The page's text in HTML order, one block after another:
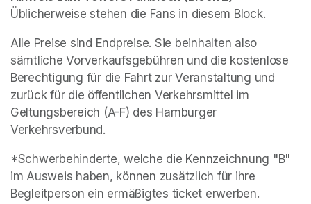
Üblicherweise stehen die Fans in diesem Block.
Alle Preise sind Endpreise. Sie beinhalten also
sämtliche Vorverkaufsgebühren und die kostenlose
Berechtigung für die Fahrt zur Veranstaltung und
zurück für die öffentlichen Verkehrsmittel im
Geltungsbereich (A-F) des Hamburger
Verkehrsverbund.
*Schwerbehinderte, welche die Kennzeichnung "B"
im Ausweis haben, können zusätzlich für ihre
Begleitperson ein ermäßigtes ticket erwerben.